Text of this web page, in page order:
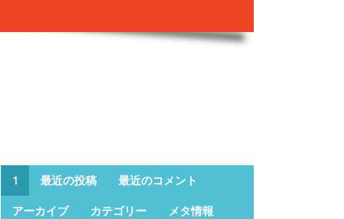
1 最近の投稿 最近のコメント
アーカイブ カテゴリー メタ情報